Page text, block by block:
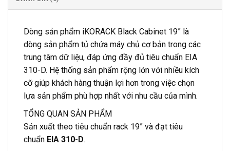
Dòng sản phẩm iKORACK Black Cabinet 19” là
dòng sản phẩm tủ chứa máy chủ cơ bản trong các
trung tâm dữ liệu, đáp ứng đầy đủ tiêu chuẩn EIA
310-D. Hệ thống sản phẩm rộng lớn với nhiều kích
cỡ giúp khách hàng thuận lợi hơn trong việc chọn
lựa sản phẩm phù hợp nhất với nhu cầu của mình.
TỔNG QUAN SẢN PHẨM
Sản xuất theo tiêu chuẩn rack 19” và đạt tiêu
chuẩn EIA 310-D.